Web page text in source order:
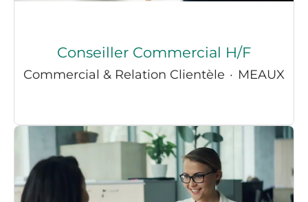
Conseiller Commercial H/F
Commercial & Relation Clientèle · MEAUX